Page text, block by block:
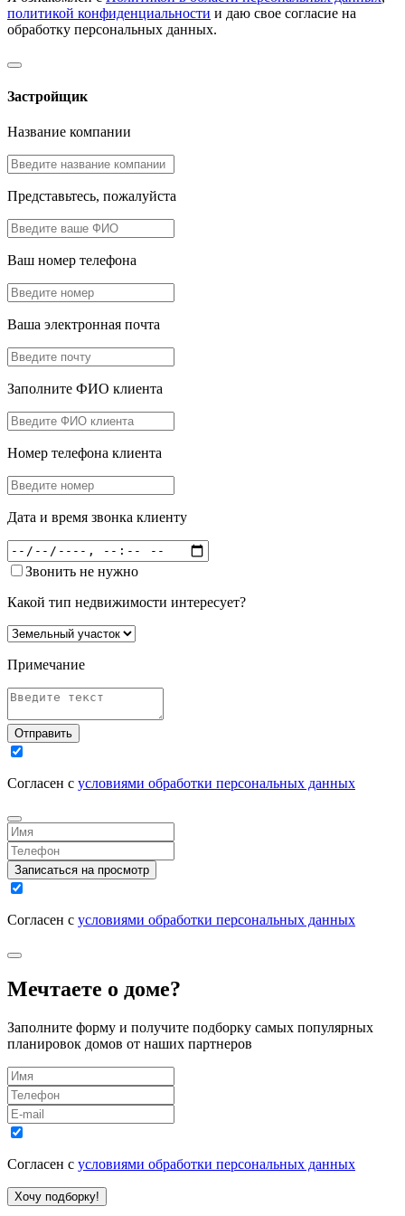
политикой конфиденциальности и даю свое согласие на
обработку персональных данных.
Застройщик
Название компании
Представьтесь, пожалуйста
Ваш номер телефона
Ваша электронная почта
Заполните ФИО клиента
Номер телефона клиента
Дата и время звонка клиенту
Звонить не нужно
Какой тип недвижимости интересует?
Примечание
Отправить
Согласен с условиями обработки персональных данных
Записаться на просмотр
Согласен с условиями обработки персональных данных
Мечтаете о доме?
Заполните форму и получите подборку самых популярных
планировок домов от наших партнеров
Согласен с условиями обработки персональных данных
Хочу подборку!